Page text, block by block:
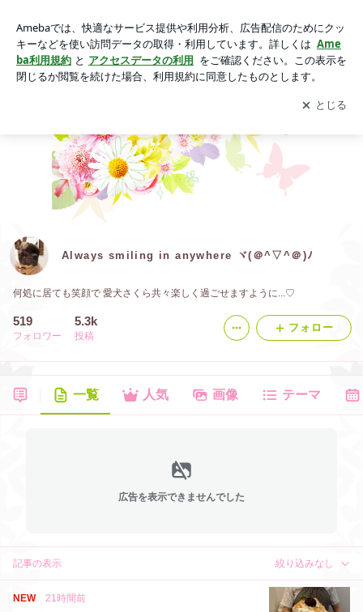
アプリをダウンロードして ブログの更新通知
を受け取りまし
ょう。
開く
Always smiling in anywhere ヾ(＠^▽^＠)ﾉ
何処に居ても笑顔で 愛犬さくら共々楽しく過ごせますように...♡
519
フォロワー
5.3k
投稿
フォロー
一覧 人気 画像 テーマ
広告を表示できませんでした
記事の表示 絞り込みなし
NEW 21時間前